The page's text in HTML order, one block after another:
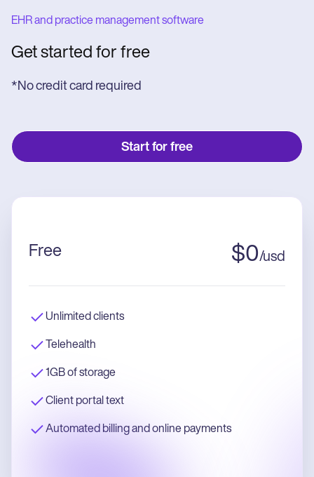
EHR and practice management software
Get started for free
*No credit card required
Start for free
Free $0/usd
Unlimited clients
Telehealth
1GB of storage
Client portal text
Automated billing and online payments